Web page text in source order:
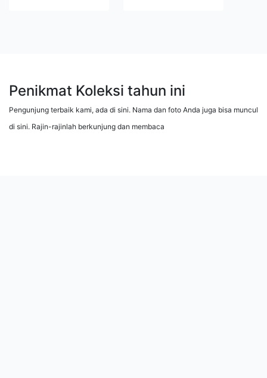
Penikmat Koleksi tahun ini
Pengunjung terbaik kami, ada di sini. Nama dan foto Anda juga bisa muncul
di sini. Rajin-rajinlah berkunjung dan membaca